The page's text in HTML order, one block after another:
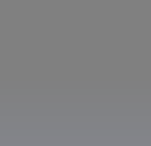
2. Interaktive